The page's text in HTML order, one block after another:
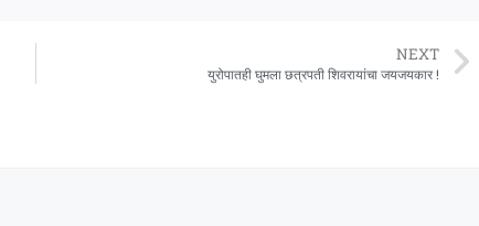
NEXT
युरोपातही घुमला छत्रपती शिवरायांचा जयजयकार !